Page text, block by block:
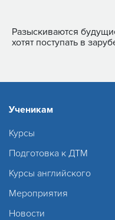
Разыскиваются будущие
хотят поступать в
Ученикам
Курсы
Подготовка к ДТМ
Курсы английского
Мероприятия
Новости